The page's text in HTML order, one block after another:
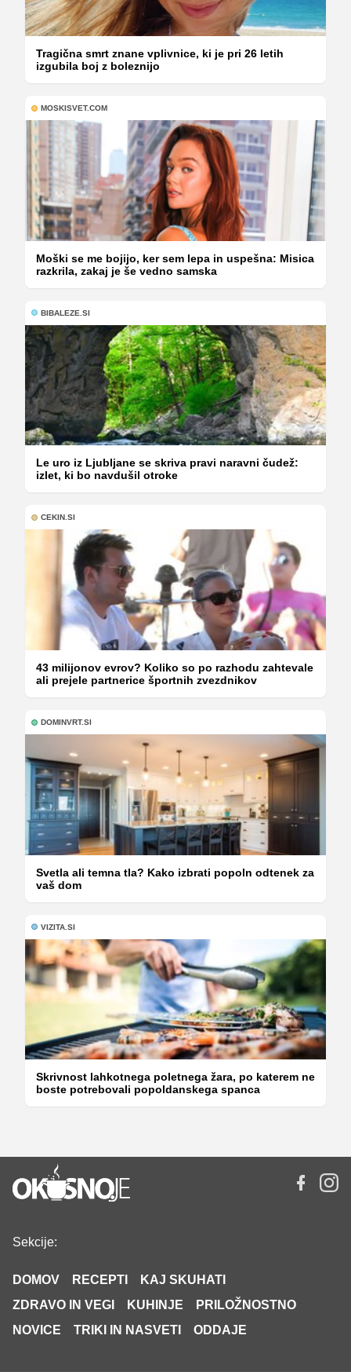
Tragična smrt znane vplivnice, ki je pri 26 letih
izgubila boj z boleznijo
MOSKISVET.COM
Moški se me bojijo, ker sem lepa in uspešna: Misica
razkrila, zakaj je še vedno samska
BIBALEZE.SI
Le uro iz Ljubljane se skriva pravi naravni čudež:
izlet, ki bo navdušil otroke
CEKIN.SI
43 milijonov evrov? Koliko so po razhodu zahtevale
ali prejele partnerice športnih zvezdnikov
DOMINVRT.SI
Svetla ali temna tla? Kako izbrati popoln odtenek za
vaš dom
VIZITA.SI
Skrivnost lahkotnega poletnega žara, po katerem ne
boste potrebovali popoldanskega spanca
Sekcije:
DOMOV RECEPTI
KAJ SKUHATI
ZDRAVO IN VEGI
KUHINJE
PRILOŽNOSTNO
NOVICE
TRIKI IN NASVETI ODDAJE